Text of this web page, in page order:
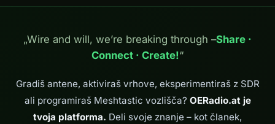
kompakten
vodnik –
cross-spotanjem
na SOTA/POTA.
„Wire and will, we’re breaking through –Share ·
Connect · Create!“
Gradiš antene, aktiviraš vrhove, eksperimentiraš z SDR
ali programiraš Meshtastic vozlišča? OERadio.at je
tvoja platforma. Deli svoje znanje – kot članek,